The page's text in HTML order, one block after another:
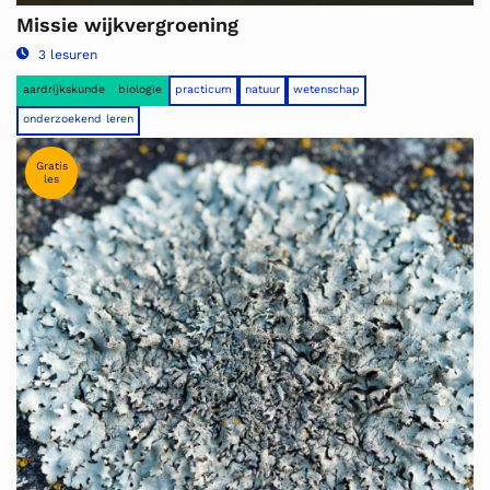
Missie wijkvergroening
3 lesuren
aardrijkskunde biologie practicum natuur wetenschap
onderzoekend leren
Gratis
les